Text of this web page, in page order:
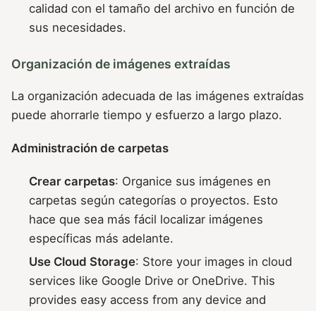
calidad con el tamaño del archivo en función de
sus necesidades.
Organización de imágenes extraídas
La organización adecuada de las imágenes extraídas
puede ahorrarle tiempo y esfuerzo a largo plazo.
Administración de carpetas
Crear carpetas: Organice sus imágenes en
carpetas según categorías o proyectos. Esto
hace que sea más fácil localizar imágenes
específicas más adelante.
Use Cloud Storage: Store your images in cloud
services like Google Drive or OneDrive. This
provides easy access from any device and